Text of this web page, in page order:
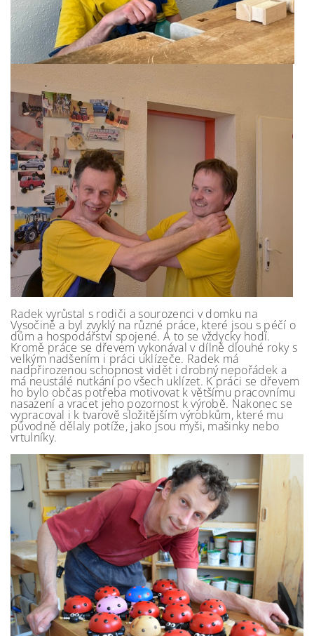
Radek vyrůstal s rodiči a sourozenci v domku na
Vysočině a byl zvyklý na různé práce, které jsou s péčí o
dům a hospodářství spojené. A to se vždycky hodí.
Kromě práce se dřevem vykonával v dílně dlouhé roky s
velkým nadšením i práci uklízeče. Radek má
nadpřirozenou schopnost vidět i drobný nepořádek a
má neustálé nutkání po všech uklízet. K práci se dřevem
ho bylo občas potřeba motivovat k většímu pracovnímu
nasazení a vracet jeho pozornost k výrobě. Nakonec se
vypracoval i k tvarově složitějším výrobkům, které mu
původně dělaly potíže, jako jsou myši, mašinky nebo
vrtulníky.